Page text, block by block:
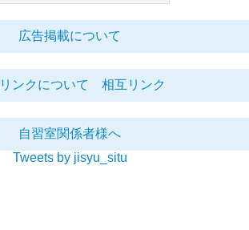
広告掲載について
ンクについて 相互リンク
自習室関係者様へ
Tweets by jisyu_situ